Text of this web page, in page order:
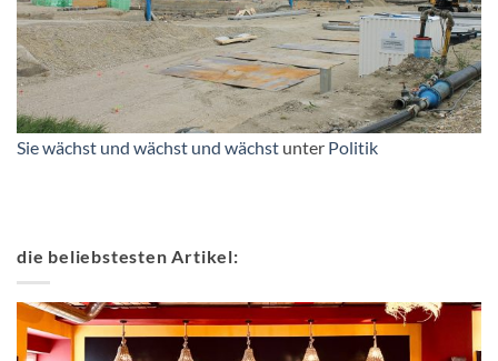
Sie wächst und wächst und wächst unter Politik
die beliebstesten Artikel: